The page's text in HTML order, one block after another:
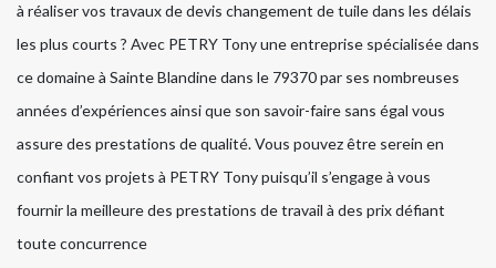
à réaliser vos travaux de devis changement de tuile dans les délais
les plus courts ? Avec PETRY Tony une entreprise spécialisée dans
ce domaine à Sainte Blandine dans le 79370 par ses nombreuses
années d’expériences ainsi que son savoir-faire sans égal vous
assure des prestations de qualité. Vous pouvez être serein en
confiant vos projets à PETRY Tony puisqu’il s’engage à vous
fournir la meilleure des prestations de travail à des prix défiant
toute concurrence